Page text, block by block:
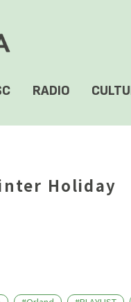
RADIO
Winter Holiday